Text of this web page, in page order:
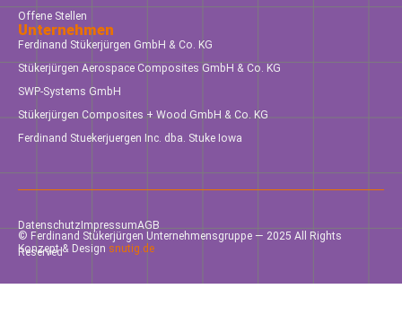
Offene Stellen
Unternehmen
Ferdinand Stükerjürgen GmbH & Co. KG
Stükerjürgen Aerospace Composites GmbH & Co. KG
SWP-Systems GmbH
Stükerjürgen Composites + Wood GmbH & Co. KG
Ferdinand Stuekerjuergen Inc. dba. Stuke Iowa
DatenschutzImpressumAGB
© Ferdinand Stükerjürgen Unternehmensgruppe — 2025 All Rights
Reserved
Konzept & Design snutig.de